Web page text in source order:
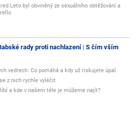
Leto byl obviněný ze sexuálního obtěžování a
rady proti nachlazení S čím vším
vedrech: Co pomáhá a kdy už riskujete úpal
z nich rychle vyléčit
a kde v našem těle je můžeme najít?